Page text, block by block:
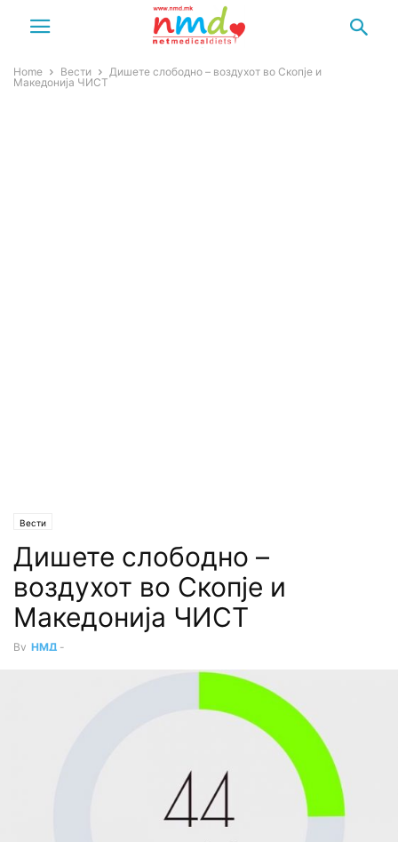
Home Вести
Дишете слободно – воздухот во Скопје и
Македонија ЧИСТ
Вести
Дишете слободно –
воздухот во Скопје и
Македонија ЧИСТ
By НМД -